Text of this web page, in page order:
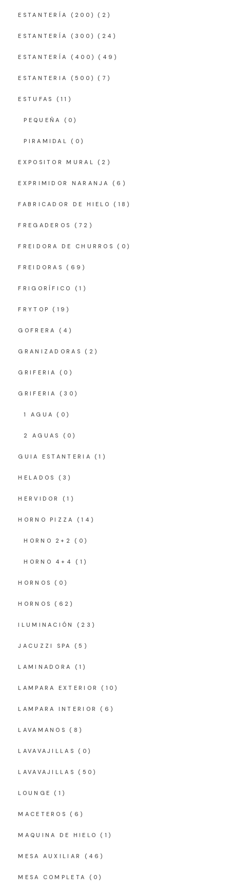
ESTANTERÍA (200) (2)
ESTANTERÍA (300) (24)
ESTANTERÍA (400) (49)
ESTANTERIA (500) (7)
ESTUFAS (11)
PEQUEÑA (0)
PIRAMIDAL (0)
EXPOSITOR MURAL (2)
EXPRIMIDOR NARANJA (6)
FABRICADOR DE HIELO (18)
FREGADEROS (72)
FREIDORA DE CHURROS (0)
FREIDORAS (69)
FRIGORÍFICO (1)
FRYTOP (19)
GOFRERA (4)
GRANIZADORAS (2)
GRIFERIA (0)
GRIFERIA (30)
1 AGUA (0)
2 AGUAS (0)
GUIA ESTANTERIA (1)
HELADOS (3)
HERVIDOR (1)
HORNO PIZZA (14)
HORNO 2+2 (0)
HORNO 4+4 (1)
HORNOS (0)
HORNOS (62)
ILUMINACIÓN (23)
JACUZZI SPA (5)
LAMINADORA (1)
LAMPARA EXTERIOR (10)
LAMPARA INTERIOR (6)
LAVAMANOS (8)
LAVAVAJILLAS (0)
LAVAVAJILLAS (50)
LOUNGE (1)
MACETEROS (6)
MAQUINA DE HIELO (1)
MESA AUXILIAR (46)
MESA COMPLETA (0)